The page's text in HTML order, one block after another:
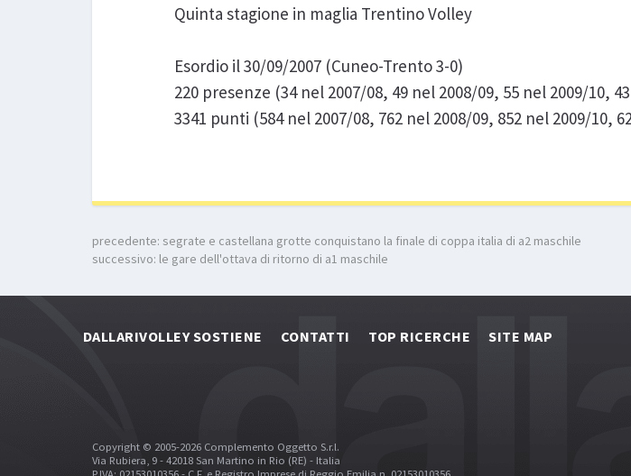
Quinta stagione in maglia Trentino Volley
Esordio il 30/09/2007 (Cuneo-Trento 3-0)
220 presenze (34 nel 2007/08, 49 nel 2008/09, 55 nel 2009/10,
3341 punti (584 nel 2007/08, 762 nel 2008/09, 852 nel 2009/10,
precedente: segrate e castellana grotte conquistano la finale di coppa italia di a2 maschile
successivo: le gare dell'ottava di ritorno di a1 maschile
DALLARIVOLLEY SOSTIENE CONTATTI TOP RICERCHE SITE MAP
Copyright © 2005-2026 Complemento Oggetto S.r.l.
Via Rubiera, 9 - 42018 San Martino in Rio (RE) - Italia